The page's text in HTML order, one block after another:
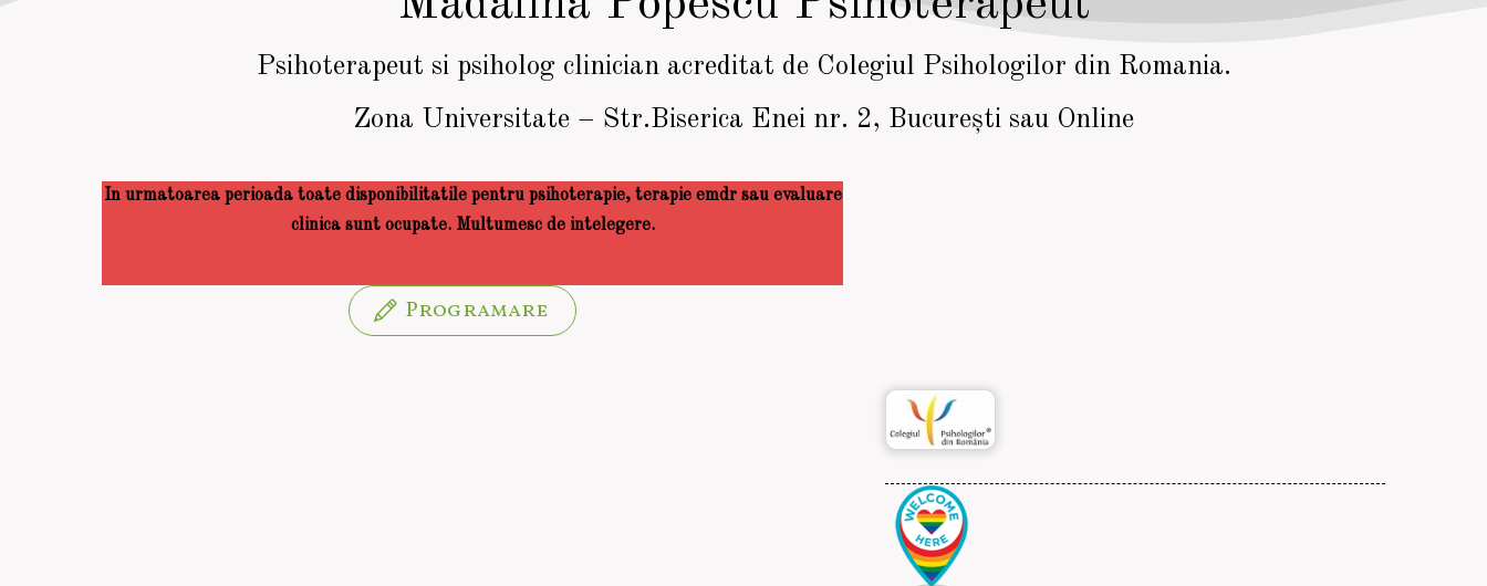
Psihoterapeut si psiholog clinician acreditat de Colegiul Psihologilor din Romania.
Zona Universitate – Str.Biserica Enei nr. 2, București sau Online
In urmatoarea perioada toate disponibilitatile pentru psihoterapie, terapie emdr sau evaluare
clinica sunt ocupate. Multumesc de intelegere.
Programare